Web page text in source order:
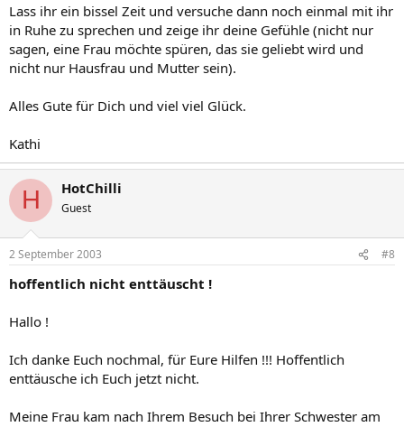
Lass ihr ein bissel Zeit und versuche dann noch einmal mit ihr
in Ruhe zu sprechen und zeige ihr deine Gefühle (nicht nur
sagen, eine Frau möchte spüren, das sie geliebt wird und
nicht nur Hausfrau und Mutter sein).
Alles Gute für Dich und viel viel Glück.
Kathi
H HotChilli
Guest
2 September 2003 #8
hoffentlich nicht enttäuscht !
Hallo !
Ich danke Euch nochmal, für Eure Hilfen !!! Hoffentlich
enttäusche ich Euch jetzt nicht.
Meine Frau kam nach Ihrem Besuch bei Ihrer Schwester am